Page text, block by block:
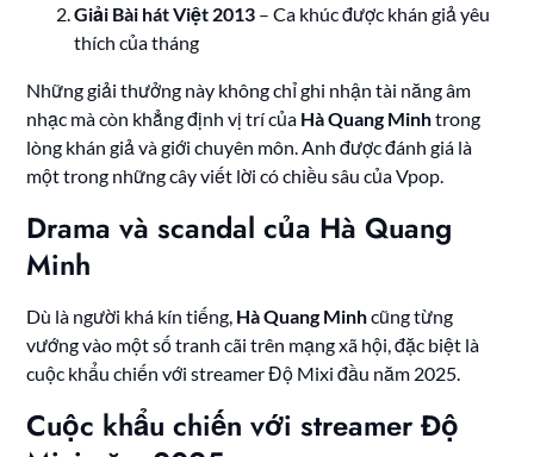
Giải Bài hát Việt 2013 – Ca khúc được khán giả yêu
thích của tháng
Những giải thưởng này không chỉ ghi nhận tài năng âm
nhạc mà còn khẳng định vị trí của Hà Quang Minhtrong
lòng khán giả và giới chuyên môn. Anh được đánh giá là
một trong những cây viết lời có chiều sâu của Vpop.
Drama và scandal của Hà Quang
Minh
Dù là người khá kín tiếng, Hà Quang Minhcũng từng
vướng vào một số tranh cãi trên mạng xã hội, đặc biệt là
cuộc khẩu chiến với streamer Độ Mixi đầu năm 2025.
Cuộc khẩu chiến với streamer Độ